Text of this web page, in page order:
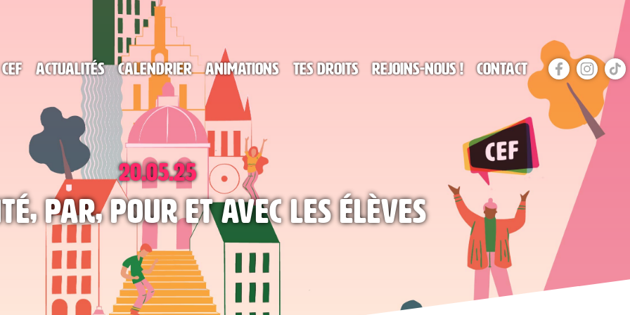
Actualités Calendrier Animations Tes droits Rejoins-nous ! Contact
20.05.25
par, pour et avec les élèves